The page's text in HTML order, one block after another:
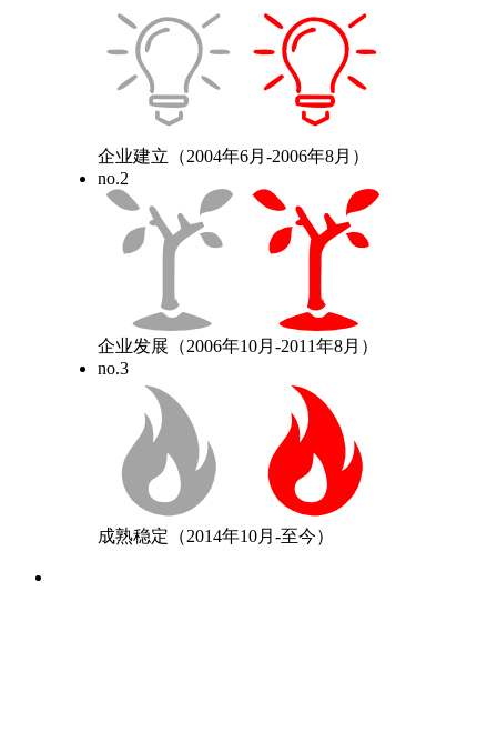
企业建立 （2004年6月-2006年8月）
no.2
企业发展 （2006年10月-2011年8月）
no.3
成熟稳定 （2014年10月-至今）